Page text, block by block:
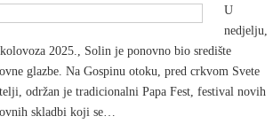
U
nedjelju,
2025., Solin je ponovno bio središte
glazbe. Na Gospinu otoku, pred crkvom Svete
održan je tradicionalni Papa Fest, festival novih
skladbi koji se…